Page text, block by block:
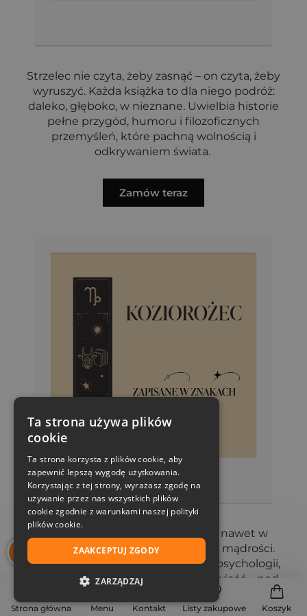
Strona główna Menu Kontakt Listy zakupowe Koszyk
Strzelec nie czyta, żeby zasnąć – on czyta, żeby
wyruszyć. Każda książka to dla niego podróż:
daleko, głęboko, w nieznane. Uwielbia historie
pełne przygód, humoru i filozoficznych
przemyśleń, które pachną wolnością i
odkrywaniem świata.
Zamów teraz
Koziorożec to urodzony strateg – nawet w
literaturze szuka sensu, struktury i mądrości.
Sięga po książki o ambicji, historii i psychologii,
ale doceni też dobrze napisaną powieść – pod
warunkiem, że jest spójna i przemyślana.
Ta strona używa plików
cookie
Ta strona korzysta z plików cookie, aby
zapewnić lepszą wygodę użytkowania.
Korzystając z tej strony, wyrażasz zgodę na
używanie przez nas wszystkich plików
cookie zgodnie z warunkami naszej polityki
plików cookie.
ZAAKCEPTUJ ZGODY
ZARZĄDZAJ
NIEZBĘDNE